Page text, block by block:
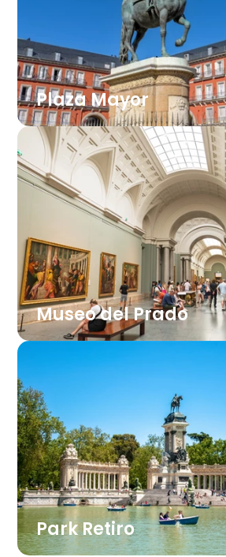
Plaza Mayor
Osrednji mestni trg s
je bil nekoč prizorišče
Danes je to središče starega
znano po božičnem sejmu in
lahko opazujete mimoidoče.
Museo del Prado
Eden najpomembnejših
muzejev na svetu. Njegove
španskih mojstrov, kot sta
Velázquez, ter drugih
ogled vseh mojstrovin bi
Park Retiro